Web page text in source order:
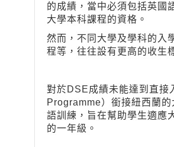
的成績，當中必須包括英國
大學本科課程的資格。
然而，不同大學及學科的入
程等，往往設有更高的收生
對於DSE成績未能達到直接
Programme）銜接紐西蘭
語訓練，旨在幫助學生適應
的一年級。